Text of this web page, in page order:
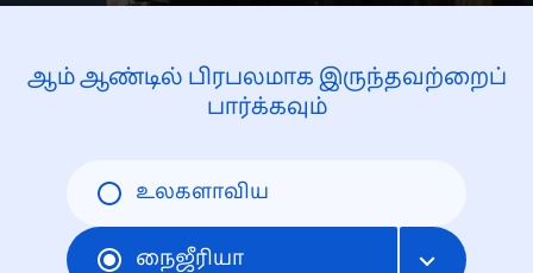
ஆம் ஆண்டில் பிரபலமாக இருந்தவற்றைப்
பார்க்கவும்
உலகளாவிய
நைஜீரியா